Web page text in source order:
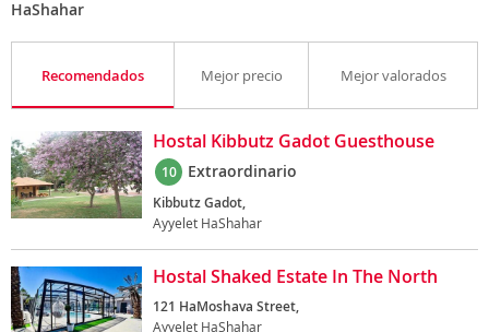
HaShahar
Recomendados Mejor precio Mejor valorados
Hostal Kibbutz Gadot Guesthouse
10 Extraordinario
Kibbutz Gadot,
Ayyelet HaShahar
Hostal Shaked Estate In The North
121 HaMoshava Street,
Ayyelet HaShahar